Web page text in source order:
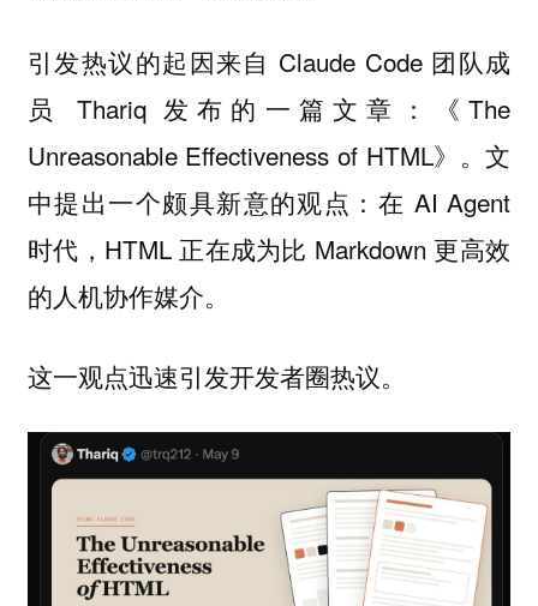
引发热议的起因来自 Claude Code 团队成
员 Thariq 发布的一篇文章：《The
Unreasonable Effectiveness of HTML》。文
中提出一个颇具新意的观点：在 AI Agent
时代，HTML 正在成为比 Markdown 更高效
的人机协作媒介。
这一观点迅速引发开发者圈热议。